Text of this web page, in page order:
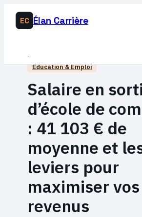
EC Élan Carrière
Business
Éducation & Emploi
Éducation & Emploi
Salaire en
d’école de
: 41 103 € de
moyenne et
leviers pour
maximiser vos
revenus